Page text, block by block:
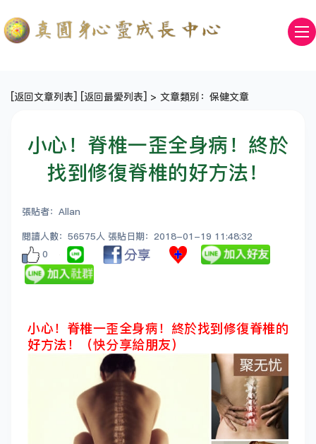
[返回文章列表] [返回最愛列表] > 文章類別：保健文章
小心！脊椎一歪全身病！終於
找到修復脊椎的好方法！
張貼者：Allan
閱讀人數：56575人 張貼日期：2018-01-19 11:48:32
0
小心！脊椎一歪全身病！終於找到修復脊椎的
好方法！（快分享給朋友）